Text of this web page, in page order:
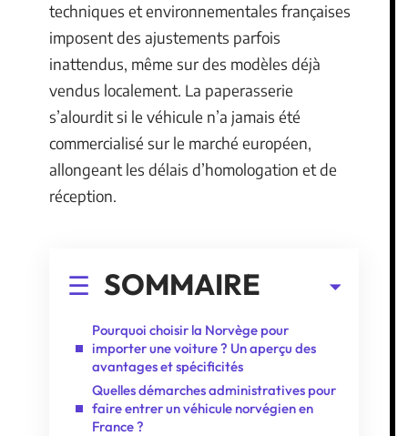
techniques et environnementales françaises
imposent des ajustements parfois
inattendus, même sur des modèles déjà
vendus localement. La paperasserie
s’alourdit si le véhicule n’a jamais été
commercialisé sur le marché européen,
allongeant les délais d’homologation et de
réception.
SOMMAIRE
Pourquoi choisir la Norvège pour
importer une voiture ? Un aperçu des
avantages et spécificités
Quelles démarches administratives pour
faire entrer un véhicule norvégien en
France ?